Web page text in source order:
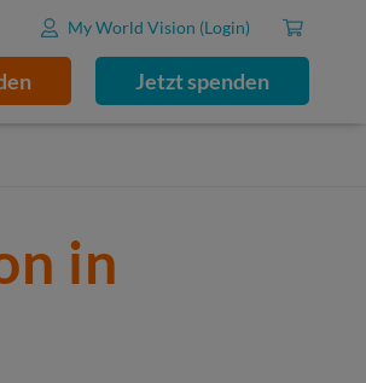
Jetzt spenden
My World Vision (Login)
in